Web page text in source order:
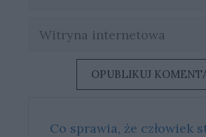
Co sprawia, że człowiek